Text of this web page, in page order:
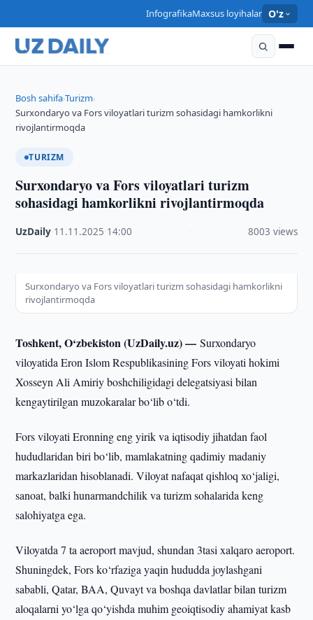
InfografikaMaxsus loyihalar O'z
Bosh sahifa›Turizm›
Surxondaryo va Fors viloyatlari turizm sohasidagi hamkorlikni
rivojlantirmoqda
TURIZM
Surxondaryo va Fors viloyatlari turizm
sohasidagi hamkorlikni rivojlantirmoqda
UzDaily 11.11.2025 14:00 8003 views
Surxondaryo va Fors viloyatlari turizm sohasidagi hamkorlikni
rivojlantirmoqda
Toshkent, O‘zbekiston (UzDaily.uz) —Surxondaryo
viloyatida Eron Islom Respublikasining Fors viloyati hokimi
Xosseyn Ali Amiriy boshchiligidagi delegatsiyasi bilan
kengaytirilgan muzokaralar bo‘lib o‘tdi.
Fors viloyati Eronning eng yirik va iqtisodiy jihatdan faol
hududlaridan biri bo‘lib, mamlakatning qadimiy madaniy
markazlaridan hisoblanadi. Viloyat nafaqat qishloq xo‘jaligi,
sanoat, balki hunarmandchilik va turizm sohalarida keng
salohiyatga ega.
Viloyatda 7 ta aeroport mavjud, shundan 3tasi xalqaro aeroport.
Shuningdek, Fors ko‘rfaziga yaqin hududda joylashgani
sababli, Qatar, BAA, Quvayt va boshqa davlatlar bilan turizm
aloqalarni yo‘lga qo‘yishda muhim geoiqtisodiy ahamiyat kasb